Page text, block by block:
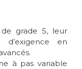
grade 5, leur
en
à pas variable